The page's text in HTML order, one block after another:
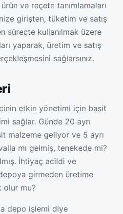
ve reçete tanımlamaları
girişten, tüketim ve satış
süreçte kullanılmak üzere
yaparak, üretim ve satış
sağlarsınız.
etkin yönetimi için basit
sağlar. Günde 20 ayrı
malzeme geliyor ve 5 ayrı
mı gelmiş, tenekede mi?
İhtiyaç acildi ve
girmeden üretime
olur mu?
depo işlemi diye